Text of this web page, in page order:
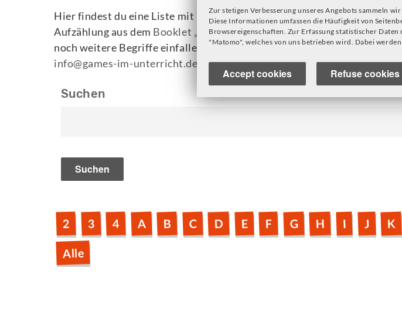
Zur stetigen Verbesserung unseres Angebots sammeln
Diese Informationen umfassen die Häufigkeit von
Browsereigenschaften. Zur Erfassung statistischer
"Matomo", welches von uns betrieben wird. Dabei
Accept cookies Refuse cookies
Hier findest du eine Liste mit Begriffen und Ausdrücken aus der Welt
Aufzählung aus dem Booklet „Playground Gaming“weiter, das im
noch weitere Begriffe einfallen, die ebenfalls im Glossar
info@games-im-unterricht.de
Suchen
2 3 4 A B C D E F G H I J K
Alle